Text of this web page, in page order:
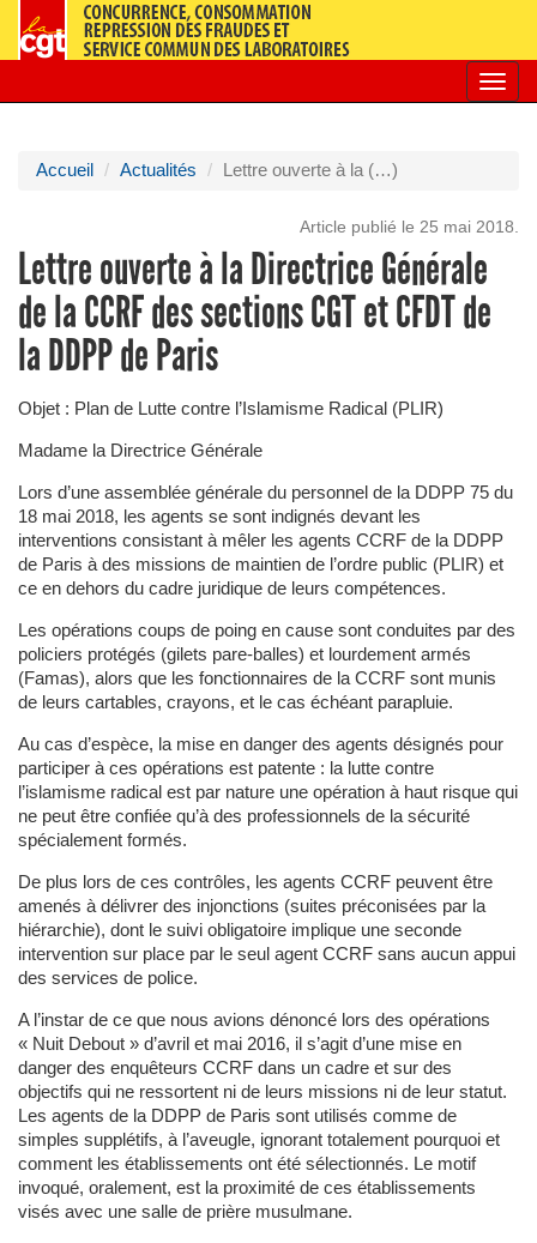
Accueil Actualités Lettre ouverte à la (…)
Article publié le 25 mai 2018.
Lettre ouverte à la Directrice Générale
de la CCRF des sections CGT et CFDT de
la DDPP de Paris
Objet : Plan de Lutte contre l’Islamisme Radical (PLIR)
Madame la Directrice Générale
Lors d’une assemblée générale du personnel de la DDPP 75 du
18 mai 2018, les agents se sont indignés devant les
interventions consistant à mêler les agents CCRF de la DDPP
de Paris à des missions de maintien de l’ordre public (PLIR) et
ce en dehors du cadre juridique de leurs compétences.
Les opérations coups de poing en cause sont conduites par des
policiers protégés (gilets pare-balles) et lourdement armés
(Famas), alors que les fonctionnaires de la CCRF sont munis
de leurs cartables, crayons, et le cas échéant parapluie.
Au cas d’espèce, la mise en danger des agents désignés pour
participer à ces opérations est patente : la lutte contre
l’islamisme radical est par nature une opération à haut risque qui
ne peut être confiée qu’à des professionnels de la sécurité
spécialement formés.
De plus lors de ces contrôles, les agents CCRF peuvent être
amenés à délivrer des injonctions (suites préconisées par la
hiérarchie), dont le suivi obligatoire implique une seconde
intervention sur place par le seul agent CCRF sans aucun appui
des services de police.
A l’instar de ce que nous avions dénoncé lors des opérations
« Nuit Debout » d’avril et mai 2016, il s’agit d’une mise en
danger des enquêteurs CCRF dans un cadre et sur des
objectifs qui ne ressortent ni de leurs missions ni de leur statut.
Les agents de la DDPP de Paris sont utilisés comme de
simples supplétifs, à l’aveugle, ignorant totalement pourquoi et
comment les établissements ont été sélectionnés. Le motif
invoqué, oralement, est la proximité de ces établissements
visés avec une salle de prière musulmane.